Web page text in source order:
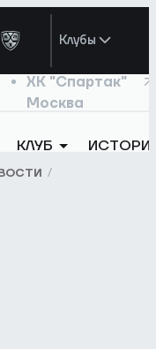
Клубы
ХК "Спартак"
Москва
КЛУБ